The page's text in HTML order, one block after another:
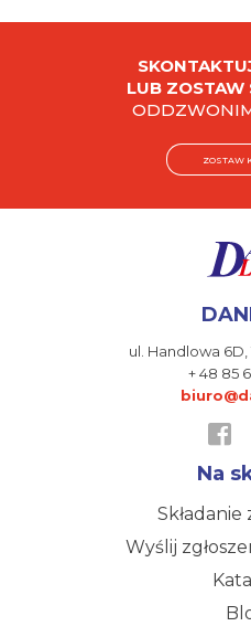
LUB ZOSTAW
ZOSTAW
ul. Handlowa 6D,
+ 48 85
Na
Wyślij